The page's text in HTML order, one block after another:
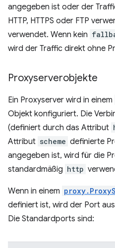
angegeben ist oder der
HTTP, HTTPS oder FTP
verwendet. Wenn kein
wird der Traffic direkt ohne
Proxyserverobjekte
Ein Proxyserver wird in einem
Objekt konfiguriert. Die
(definiert durch das Attribut
Attribut scheme definierte
angegeben ist, wird für die
standardmäßig http
Wenn in einem
definiert ist, wird der Port
Die Standardports sind: